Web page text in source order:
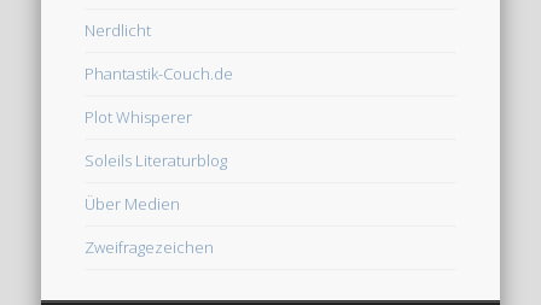
Nerdlicht
Phantastik-Couch.de
Plot Whisperer
Soleils Literaturblog
Über Medien
Zweifragezeichen